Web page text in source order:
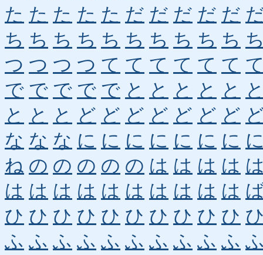
た た た た た だ だ だ だ だ
ち ち ち ち ち ち ち ち ち ち
つ つ つ つ て て て て て て
で で で で で と と と と と
と と と ど ど ど ど ど ど ど
な な な に に に に に に に
ね の の の の の は は は は
は は は は は は は は は は
ひ ひ ひ ひ ひ ひ ひ ひ ひ ひ
ふ ふ ふ ふ ふ ふ ふ ふ ふ ふ